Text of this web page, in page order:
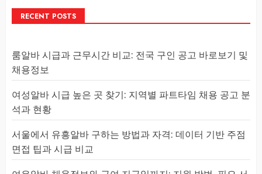
RECENT POSTS
룸알바 시급과 근무시간 비교: 전국 구인 공고 바로보기 및
채용정보
여성알바 시급 높은 곳 찾기: 지역별 파트타임 채용 공고 분
석과 현황
서울에서 유흥알바 구하는 방법과 자격: 데이터 기반 주점
면접 팁과 시급 비교